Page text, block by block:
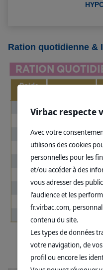
Ration quotidienne &
Virbac respecte
Avec votre
utilisons des cookies
personnelles pour les
et/ou accéder à des
vous adresser des
l'audience et les
fr.virbac.com,
contenu du site.
Les types de données
votre navigation, de
profil ou encore les